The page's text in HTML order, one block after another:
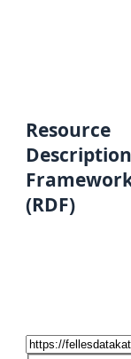
Resource
Description
(RDF)